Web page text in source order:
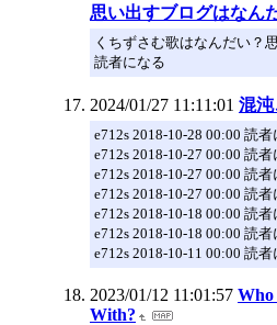
思い出すブログはなん
くちずさむ歌はなんだい？
読者になる
2024/01/27 11:11:01 混沌
e712s 2018-10-28 00:00 読者
e712s 2018-10-27 00:00 読者
e712s 2018-10-27 00:00 読者
e712s 2018-10-27 00:00 読者
e712s 2018-10-18 00:00 読者
e712s 2018-10-18 00:00 読者
e712s 2018-10-11 00:00 読者
2023/01/12 11:01:57 Who
With?